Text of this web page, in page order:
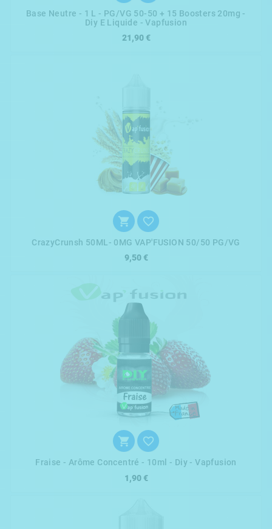
Base Neutre - 1 L - PG/VG 50-50 + 15 Boosters 20mg -
Diy E Liquide - Vapfusion
21,90 €
 
CrazyCrunsh 50ML- 0MG VAP'FUSION 50/50 PG/VG
9,50 €
 
Fraise - Arôme Concentré - 10ml - Diy - Vapfusion
1,90 €